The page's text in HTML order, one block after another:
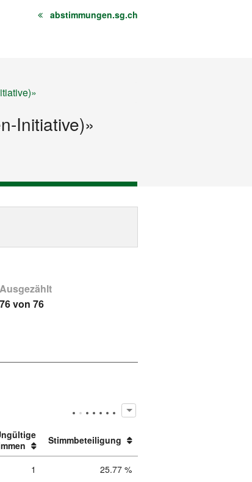
abstimmungen.sg.ch
Initiative)»
Ausgezählt
76 von 76
Stimmbeteiligung
1 25.77 %